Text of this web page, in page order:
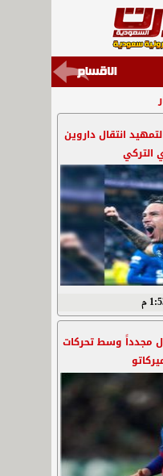
انتقال داروين
التركي
مجدداً وسط تحركات